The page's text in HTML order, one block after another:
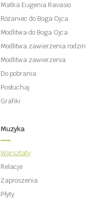
Matka Eugenia Ravasio
Różaniec do Boga Ojca
Modlitwa do Boga Ojca
Modlitwa zawierzenia rodzin
Modlitwa zawierzenia
Do pobrania
Posłuchaj
Grafiki
Muzyka
Warsztaty
Relacje
Zaproszenia
Płyty